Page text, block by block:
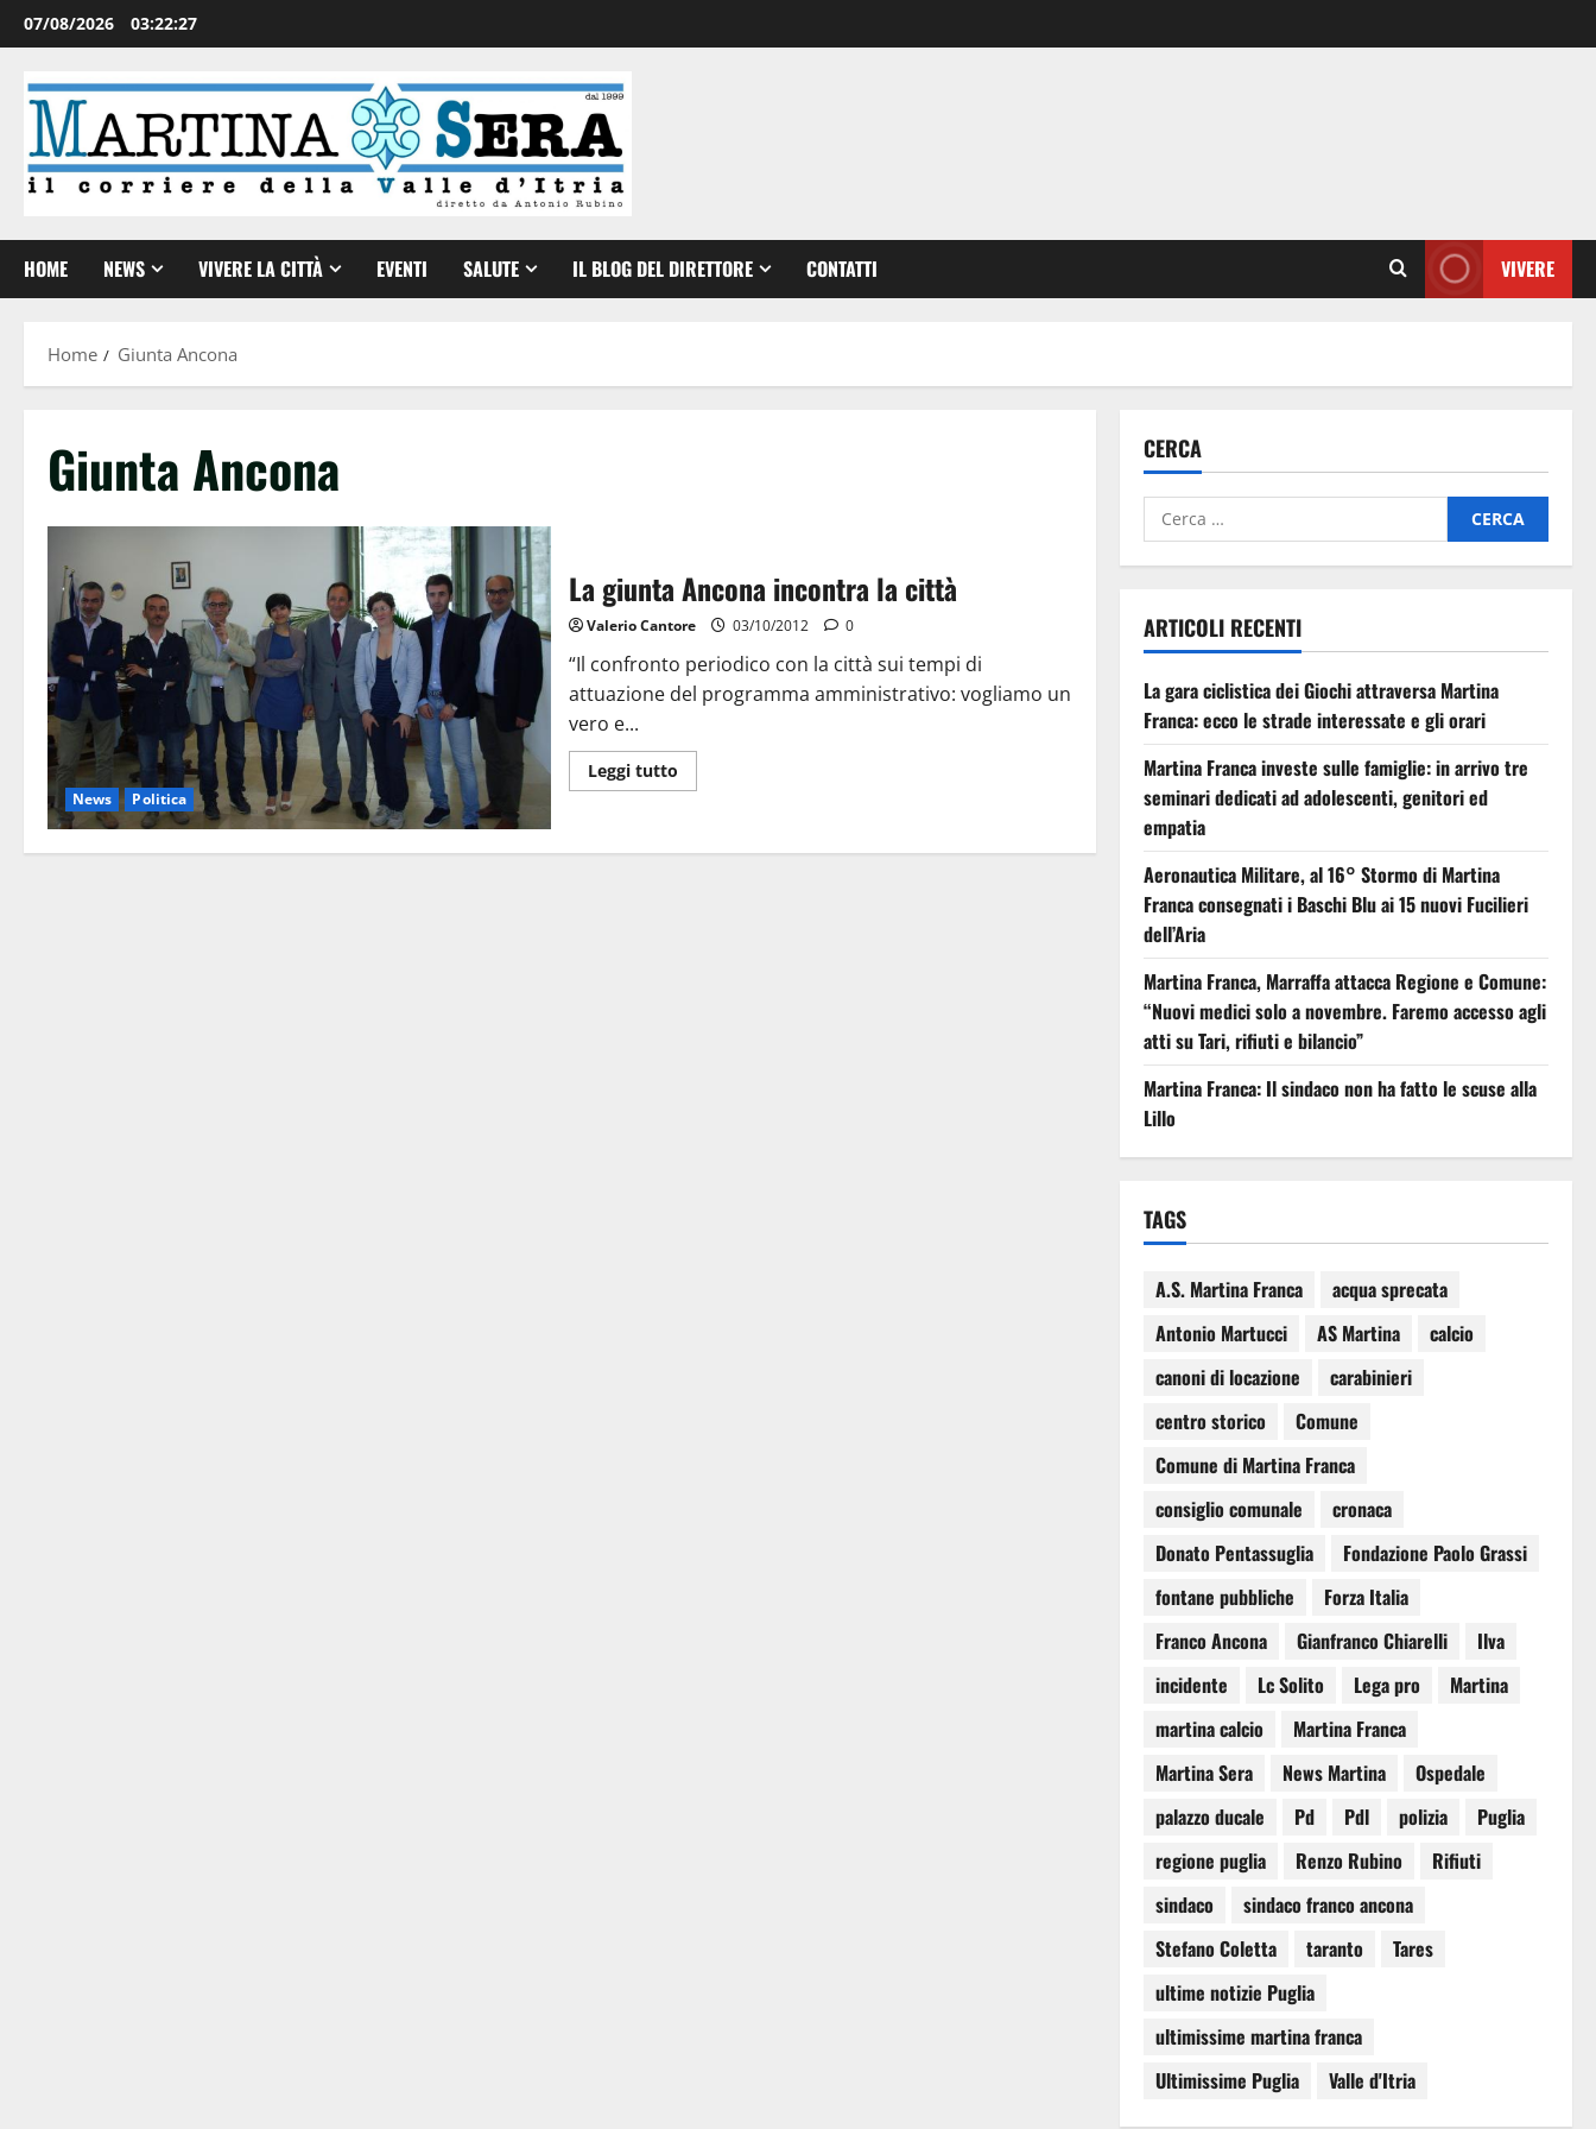
07/08/2026 03:22:27
HOME NEWS VIVERE LA CITTÀ EVENTI SALUTE IL BLOG DEL DIRETTORE CONTATTI VIVERE
Home Giunta Ancona
Giunta Ancona
News Politica
La giunta Ancona incontra la città
Valerio Cantore 03/10/2012 0
“Il confronto periodico con la città sui tempi di
attuazione del programma amministrativo: vogliamo un
vero e...
Leggi tutto
CERCA
ARTICOLI RECENTI
La gara ciclistica dei Giochi attraversa Martina
Franca: ecco le strade interessate e gli orari
Martina Franca investe sulle famiglie: in arrivo tre
seminari dedicati ad adolescenti, genitori ed
empatia
Aeronautica Militare, al 16° Stormo di Martina
Franca consegnati i Baschi Blu ai 15 nuovi Fucilieri
dell’Aria
Martina Franca, Marraffa attacca Regione e Comune:
“Nuovi medici solo a novembre. Faremo accesso agli
atti su Tari, rifiuti e bilancio”
Martina Franca: Il sindaco non ha fatto le scuse alla
Lillo
TAGS
A.S. Martina Franca
acqua sprecata
Antonio Martucci
AS Martina
calcio
canoni di locazione
carabinieri
centro storico
Comune
Comune di Martina Franca
consiglio comunale
cronaca
Donato Pentassuglia
Fondazione Paolo Grassi
fontane pubbliche
Forza Italia
Franco Ancona
Gianfranco Chiarelli
Ilva
incidente
Lc Solito Lega pro
Martina
martina calcio
Martina Franca
Martina Sera
News Martina
Ospedale
palazzo ducale
Pd Pdl polizia
Puglia
regione puglia
Renzo Rubino
Rifiuti
sindaco
sindaco franco ancona
Stefano Coletta
taranto
Tares
ultime notizie Puglia
ultimissime martina franca
Ultimissime Puglia
Valle d'Itria